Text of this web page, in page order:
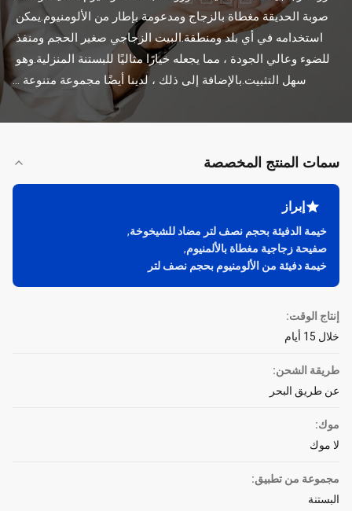
استخدامه في أي بلد ومنطقة.البيت الزجاجي صغير الحجم ومنفذ
سهل التثبيت.بالإضافة إلى ذلك ، لدينا أيضًا مجموعة متنوعة ...
سمات المنتج المخصصة
إبراز
خيمة الدفيئة بحجم نصف لتر مضاد للشيخوخة,
صفيحة زجاجية مغطاة بالألمنيوم,
خيمة دفيئة من الألومنيوم بحجم نصف لتر
إنتاج الوقت:
خلال 15 أيام
طريقة الشحن:
عن طريق البحر
موك:
لا موك
مجموعة من تطبيق:
البستنة